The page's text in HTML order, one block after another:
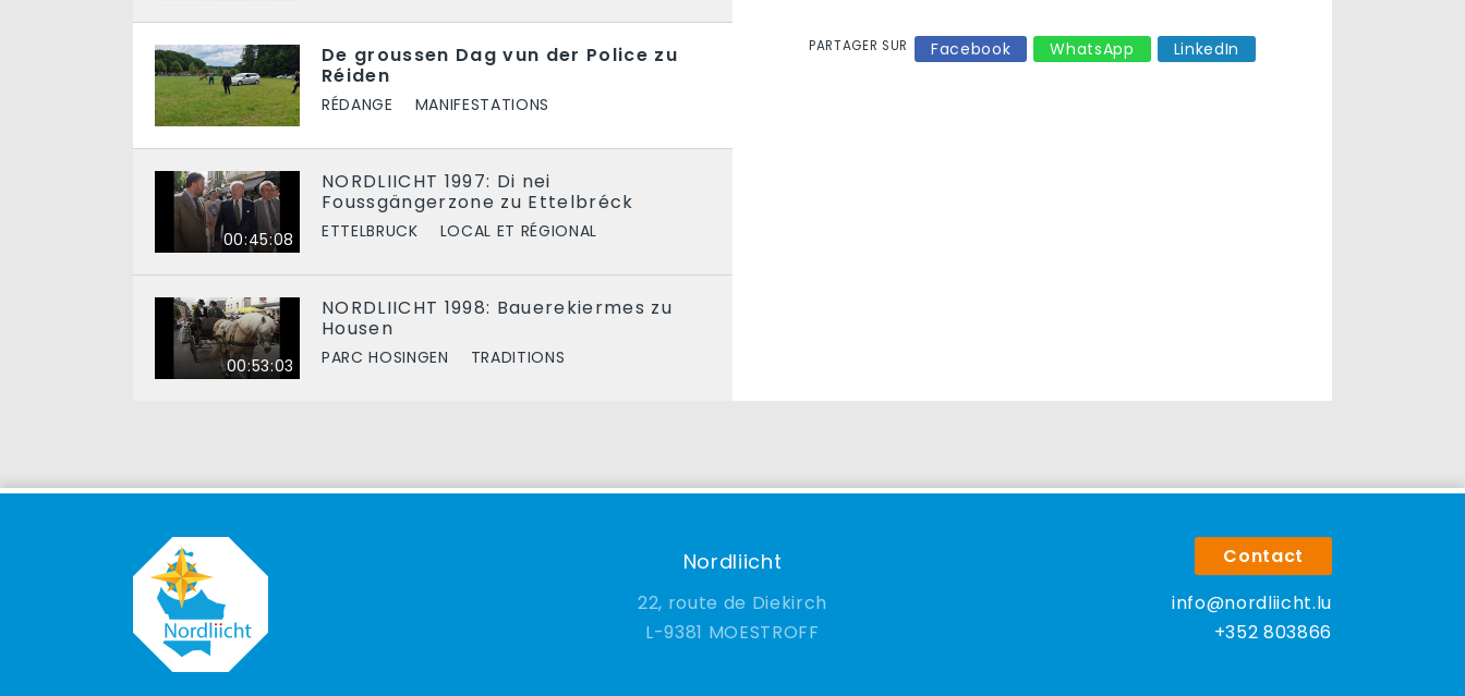
De groussen Dag vun der Police zu
Réiden
RÉDANGE MANIFESTATIONS
00:45:08
NORDLIICHT 1997: Di nei
Foussgängerzone zu Ettelbréck
ETTELBRUCK LOCAL ET RÉGIONAL
00:53:03
NORDLIICHT 1998: Bauerekiermes zu
Housen
PARC HOSINGEN TRADITIONS
PARTAGER SUR Facebook WhatsApp LinkedIn
Nordliicht
22, route de Diekirch
9381 MOESTROFF
Contact
info@nordliicht.lu
+352 803866